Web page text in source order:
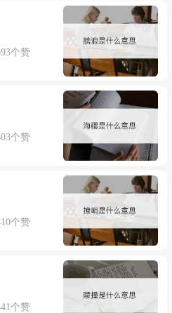
Colloquial phrase packed
from 1911.
leaves packed as fully as a
共汽车都塞得像沙丁鱼罐
through both eyes.
个赞
个赞
个赞
个赞